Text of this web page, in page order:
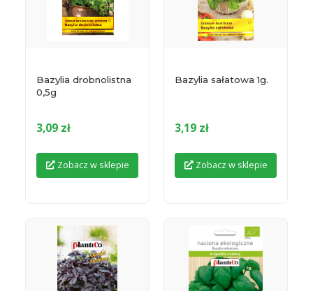
Bazylia drobnolistna
0,5g
3,09 zł
Zobacz w sklepie
Bazylia sałatowa 1g.
3,19 zł
Zobacz w sklepie